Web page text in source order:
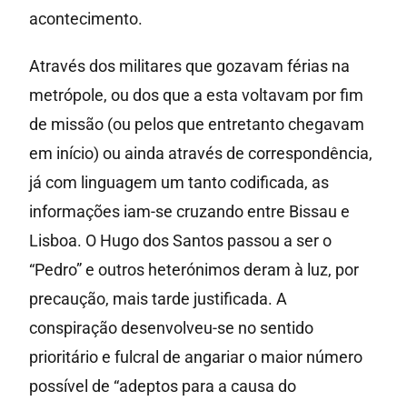
acontecimento.
Através dos militares que gozavam férias na
metrópole, ou dos que a esta voltavam por fim
de missão (ou pelos que entretanto chegavam
em início) ou ainda através de correspondência,
já com linguagem um tanto codificada, as
informações iam-se cruzando entre Bissau e
Lisboa. O Hugo dos Santos passou a ser o
“Pedro” e outros heterónimos deram à luz, por
precaução, mais tarde justificada. A
conspiração desenvolveu-se no sentido
prioritário e fulcral de angariar o maior número
possível de “adeptos para a causa do